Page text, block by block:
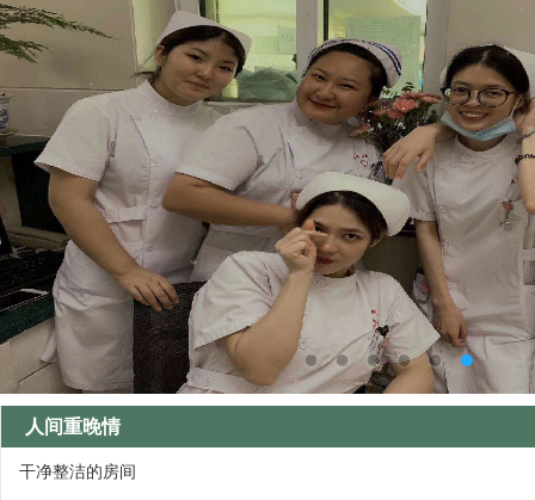
广东省思兰基金资助单位
人间重晚情
干净整洁的房间